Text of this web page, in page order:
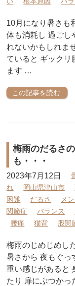
10月になり暑さも
体も消耗し 過ごし
れないかもしれま
ていると ギックリ
ます …
この記事を読む
梅雨のだるさ
も・・・
2023年7月12日
れ
岡山県津山市
困難
だるさ メ
関節症
バランス
腰痛
猫背 股関
梅雨のじめじめし
暑さから 夜もぐっ
重い感じがあると
たり 扉にぶつかっ